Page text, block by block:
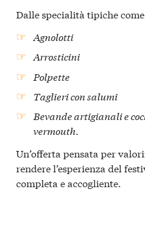
Dalle specialità tipiche
Agnolotti
Arrosticini
Polpette
Taglieri con salumi
Bevande artigianali e
vermouth.
Un’offerta pensata per
rendere l’esperienza del
completa e accogliente.